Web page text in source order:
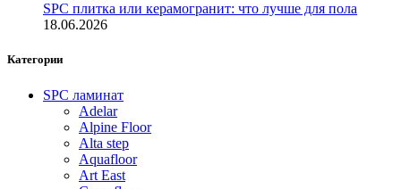
SPC плитка или керамогранит: что лучше для пола
18.06.2026
Категории
SPC ламинат
Adelar
Alpine Floor
Alta step
Aquafloor
Art East